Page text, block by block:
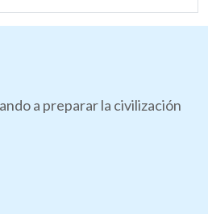
a preparar la civilización